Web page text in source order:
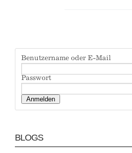
Benutzername oder E-Mail
Passwort
BLOGS